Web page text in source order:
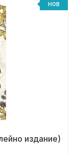
НОВ
издание)